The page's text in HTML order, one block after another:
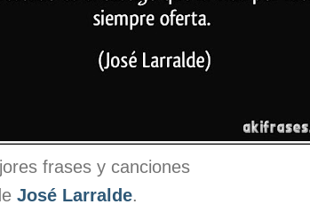
frases y canciones
José Larralde.